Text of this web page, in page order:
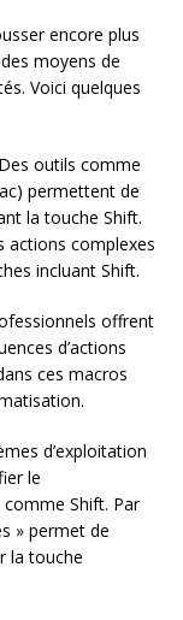
encore plus
moyens de
Voici quelques
outils comme
permettent de
la touche Shift.
actions complexes
incluant Shift.
offrent
d’actions
ces macros
d’exploitation
le
Shift. Par
» permet de
la touche